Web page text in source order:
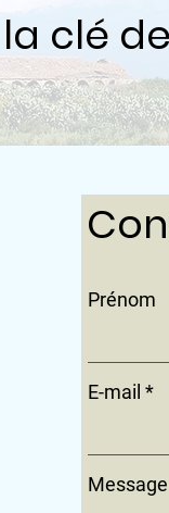
clé
Prénom
E-mail
Message